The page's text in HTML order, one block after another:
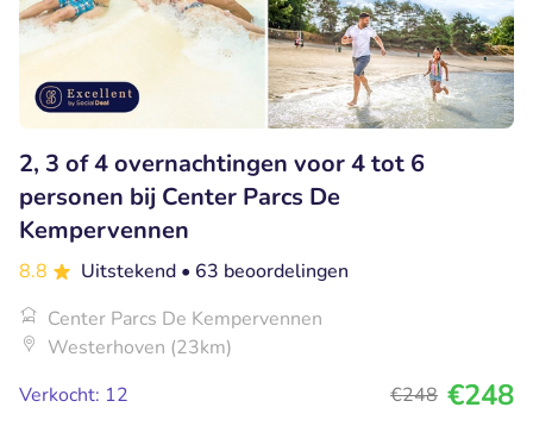
2, 3 of 4 overnachtingen voor 4 tot 6
personen bij Center Parcs De
Kempervennen
8.8 Uitstekend • 63 beoordelingen
Center Parcs De Kempervennen
Westerhoven (23km)
Verkocht: 12
€248 €248